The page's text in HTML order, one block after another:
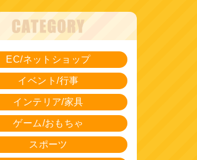
EC/ネットショップ
イベント/行事
インテリア/家具
ゲーム/おもちゃ
スポーツ